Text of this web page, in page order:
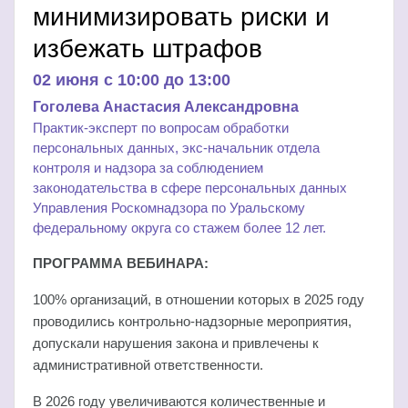
минимизировать риски и
избежать штрафов
02 июня c 10:00 до 13:00
Гоголева Анастасия Александровна
Практик-эксперт по вопросам обработки
персональных данных, экс-начальник отдела
контроля и надзора за соблюдением
законодательства в сфере персональных данных
Управления Роскомнадзора по Уральскому
федеральному округа со стажем более 12 лет.
ПРОГРАММА ВЕБИНАРА:
100% организаций, в отношении которых в 2025 году
проводились контрольно-надзорные мероприятия,
допускали нарушения закона и привлечены к
административной ответственности.
В 2026 году увеличиваются количественные и